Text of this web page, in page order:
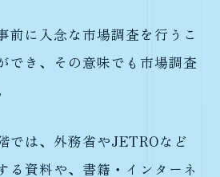
前に入念な市場調査を行うこ
でき、その意味でも市場調査
では、外務省やJETROなど
る資料や、書籍・インターネ